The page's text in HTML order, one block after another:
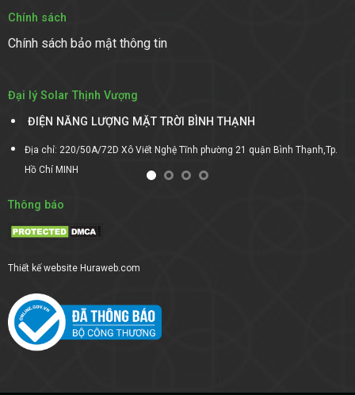
Chính sách
Chính sách bảo mật thông tin
Đại lý Solar Thịnh Vượng
ĐIỆN NĂNG LƯỢNG MẶT TRỜI BÌNH THẠNH
Địa chỉ: 220/50A/72D Xô Viết Nghệ Tĩnh phường 21 quận Bình Thạnh,Tp.
Hồ Chí MINH
Thông báo
Thiết kế website Huraweb.com